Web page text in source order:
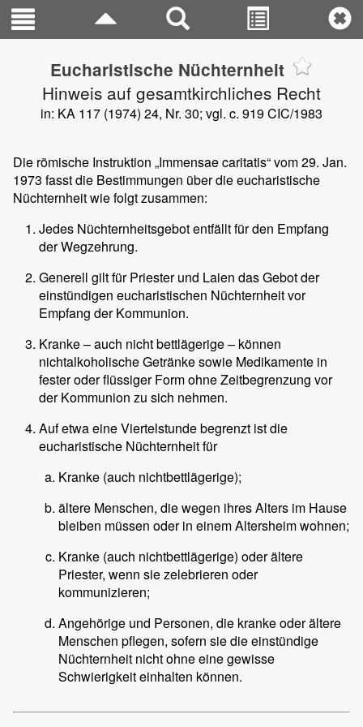
Eucharistische Nüchternheit
Hinweis auf gesamtkirchliches Recht
in: KA 117 (1974) 24, Nr. 30; vgl. c. 919 CIC/1983
Die römische Instruktion „Immensae caritatis“ vom 29. Jan.
1973 fasst die Bestimmungen über die eucharistische
Nüchternheit wie folgt zusammen:
Jedes Nüchternheitsgebot entfällt für den Empfang
der Wegzehrung.
Generell gilt für Priester und Laien das Gebot der
einstündigen eucharistischen Nüchternheit vor
Empfang der Kommunion.
Kranke – auch nicht bettlägerige – können
nichtalkoholische Getränke sowie Medikamente in
fester oder flüssiger Form ohne Zeitbegrenzung vor
der Kommunion zu sich nehmen.
Auf etwa eine Viertelstunde begrenzt ist die
eucharistische Nüchternheit für
Kranke (auch nichtbettlägerige);
ältere Menschen, die wegen ihres Alters im Hause
bleiben müssen oder in einem Altersheim wohnen;
Kranke (auch nichtbettlägerige) oder ältere
Priester, wenn sie zelebrieren oder
kommunizieren;
Angehörige und Personen, die kranke oder ältere
Menschen pflegen, sofern sie die einstündige
Nüchternheit nicht ohne eine gewisse
Schwierigkeit einhalten können.